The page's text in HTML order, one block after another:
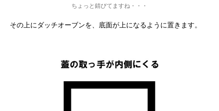
ちょっと錆びてますね・・・
その上にダッチオーブンを、底面が上になるように置きます。